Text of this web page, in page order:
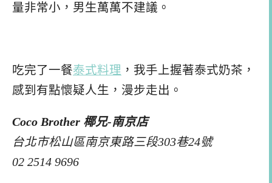
量非常小，男生萬萬不建議。
吃完了一餐泰式料理 ，我手上握著泰式奶茶，
感到有點懷疑人生，漫步走出。
Coco Brother 椰兄-南京店
台北市松山區南京東路三段303巷24號
02 2514 9696